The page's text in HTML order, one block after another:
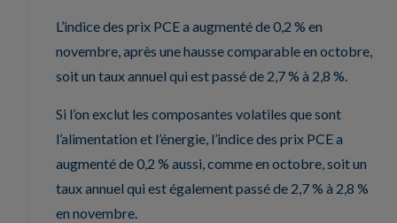
L’indice des prix PCE a augmenté de 0,2 % en
novembre, après une hausse comparable en octobre,
soit un taux annuel qui est passé de 2,7 % à 2,8 %.
Si l’on exclut les composantes volatiles que sont
l’alimentation et l’énergie, l’indice des prix PCE a
augmenté de 0,2 % aussi, comme en octobre, soit un
taux annuel qui est également passé de 2,7 % à 2,8 %
en novembre.